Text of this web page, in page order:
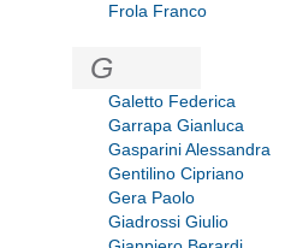
Frola Franco
G
Galetto Federica
Garrapa Gianluca
Gasparini Alessandra
Gentilino Cipriano
Gera Paolo
Giadrossi Giulio